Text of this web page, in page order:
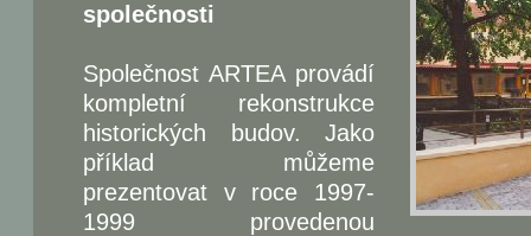
společnosti
Společnost ARTEA provádí
kompletní rekonstrukce
historických budov. Jako
příklad můžeme
prezentovat v roce 1997-
1999 provedenou